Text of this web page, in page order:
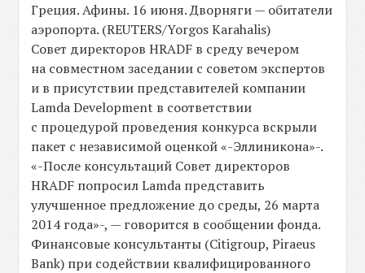
Греция. Афины. 16 июня. Дворняги — обитатели
аэропорта. (REUTERS/Yorgos Karahalis)
Совет директоров HRADF в среду вечером
на совместном заседании с советом экспертов
и в присутствии представителей компании
Lamda Development в соответствии
с процедурой проведения конкурса вскрыли
пакет с независимой оценкой «-Эллиникона»-.
«-После консультаций Совет директоров
HRADF попросил Lamda представить
улучшенное предложение до среды, 26 марта
2014 года»-, — говорится в сообщении фонда.
Финансовые консультанты (Citigroup, Piraeus
Bank) при содействии квалифицированного